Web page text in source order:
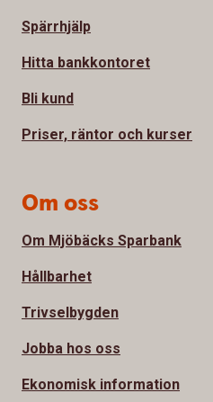
Spärrhjälp
Hitta bankkontoret
Bli kund
Priser, räntor och kurser
Om oss
Om Mjöbäcks Sparbank
Hållbarhet
Trivselbygden
Jobba hos oss
Ekonomisk information